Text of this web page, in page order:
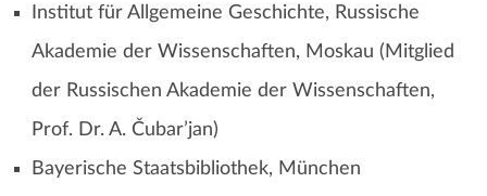
Institut für Allgemeine Geschichte, Russische
Akademie der Wissenschaften, Moskau (Mitglied
der Russischen Akademie der Wissenschaften,
Prof. Dr. A. Čubar’jan)
Bayerische Staatsbibliothek, München